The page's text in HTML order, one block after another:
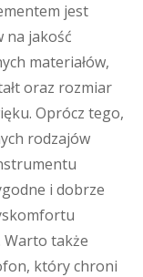
jest
na jakość
materiałów,
oraz rozmiar
Oprócz tego,
rodzajów
i dobrze
Warto także
który chroni